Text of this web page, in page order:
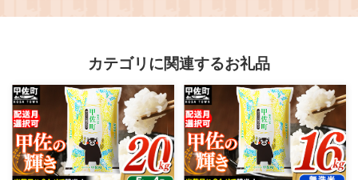
【1466879】
カテゴリに関連するお礼品